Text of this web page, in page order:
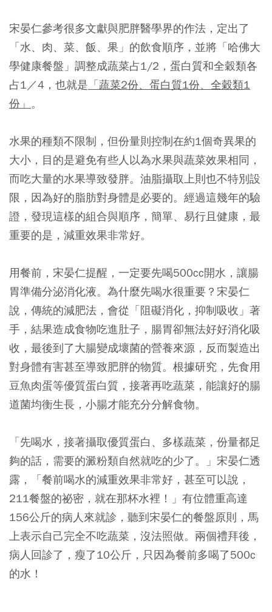
宋晏仁參考很多文獻與肥胖醫學界的作法，定出了
「水、肉、菜、飯、果」的飲食順序，並將「哈佛大
學健康餐盤」調整成蔬菜占1/2，蛋白質和全穀類各
占1／4，也就是 「蔬菜2份、蛋白質1份、全穀類1
份」 。
水果的種類不限制，但份量則控制在約1個奇異果的
大小，目的是避免有些人以為水果與蔬菜效果相同，
而吃大量的水果導致發胖。油脂攝取上則也不特別設
限，因為好的脂肪對身體是必要的。經過這幾年的驗
證，發現這樣的組合與順序，簡單、易行且健康，最
重要的是，減重效果非常好。
用餐前，宋晏仁提醒，一定要先喝500cc開水，讓腸
胃準備分泌消化液。為什麼先喝水很重要？宋晏仁
說，傳統的減肥法，會從「阻礙消化，抑制吸收」著
手，結果造成食物吃進肚子，腸胃卻無法好好消化吸
收，最後到了大腸變成壞菌的營養來源，反而製造出
對身體有害甚至導致肥胖的物質。根據研究，先食用
豆魚肉蛋等優質蛋白質，接著再吃蔬菜，能讓好的腸
道菌均衡生長，小腸才能充分分解食物。
「先喝水，接著攝取優質蛋白、多樣蔬菜，份量都足
夠的話，需要的澱粉類自然就吃的少了。」宋晏仁透
露，「餐前喝水的減重效果非常好，甚至可以說，
211餐盤的祕密，就在那杯水裡！」有位體重高達
156公斤的病人來就診，聽到宋晏仁的餐盤原則，馬
上表示自己完全不吃蔬菜，沒法照做。兩個禮拜後，
病人回診了，瘦了10公斤，只因為餐前多喝了500c
的水！